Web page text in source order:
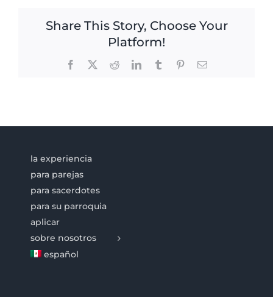
Share This Story, Choose Your
Platform!
Facebook RedditLinkedInTumblr PinterestEmail
la experiencia
para parejas
para sacerdotes
para su parroquia
aplicar
sobre nosotros
español